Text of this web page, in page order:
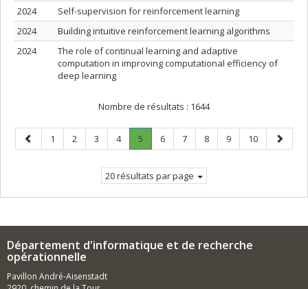
2024
Self-supervision for reinforcement learning
2024
Building intuitive reinforcement learning algorithms
2024
The role of continual learning and adaptive
computation in improving computational efficiency of
deep learning
Nombre de résultats : 1644
Page
précédente
Page
1 Page
2 Page
3 Page
4 Page
5
Page
Page
6 Page
7 Page
8 Page
9 Page
10
Page
20 résultats par page
Département d'informatique et de recherche
opérationnelle
Pavillon André-Aisenstadt